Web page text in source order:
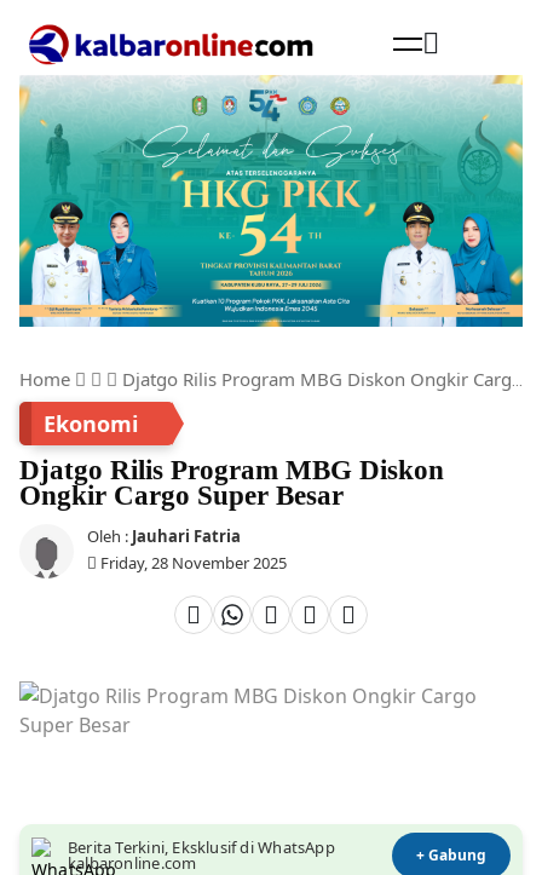
Cari
Home Djatgo Rilis Program MBG Diskon Ongkir Cargo Super Besar
Ekonomi
Djatgo Rilis Program MBG Diskon
Ongkir Cargo Super Besar
Oleh : Jauhari Fatria
Friday, 28 November 2025
Berita Terkini, Eksklusif di WhatsApp
kalbaronline.com + Gabung